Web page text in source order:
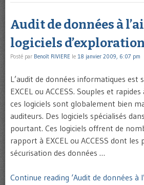
Audit de données à
logiciels
Posté par Benoît RIVIERE le 18 janvier 2009, 6:07 pm
L’audit de données informatiques est
EXCEL ou ACCESS. Souples et
ces logiciels sont globalement bien
auditeurs. Des logiciels spécialisés
pourtant. Ces logiciels offrent de
rapport à EXCEL ou ACCESS dont les
sécurisation des données …
Continue reading ‘Audit de données à